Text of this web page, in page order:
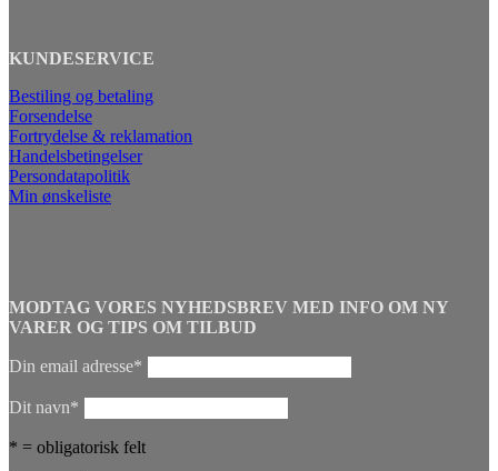
KUNDESERVICE
Bestiling og betaling
Forsendelse
Fortrydelse & reklamation
Handelsbetingelser
Persondatapolitik
Min ønskeliste
MODTAG VORES NYHEDSBREV MED INFO OM NY
VARER OG TIPS OM TILBUD
Din email adresse*
Dit navn*
* = obligatorisk felt